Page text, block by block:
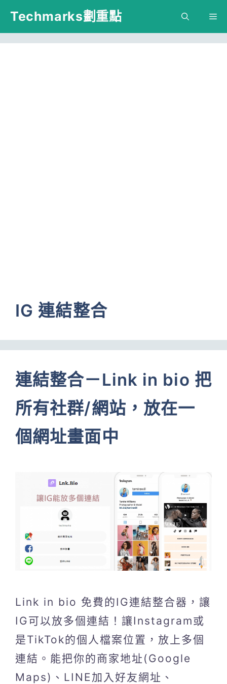
跳
主
Techmarks劃重點
IG 連結整合
連結整合－Link in bio 把
所有社群/網站，放在一
個網址畫面中
Link in bio 免費的IG連結整合器，讓
IG可以放多個連結！讓Instagram或
是TikTok的個人檔案位置，放上多個
連結。能把你的商家地址(Google
Maps)、LINE加入好友網址、